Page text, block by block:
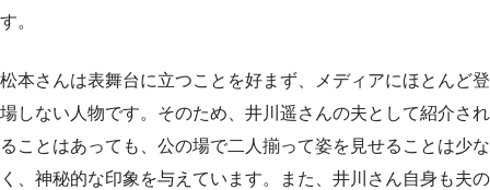
す。
松本さんは表舞台に立つことを好まず、メディアにほとんど登
場しない人物です。そのため、井川遥さんの夫として紹介され
ることはあっても、公の場で二人揃って姿を見せることは少な
く、神秘的な印象を与えています。また、井川さん自身も夫の